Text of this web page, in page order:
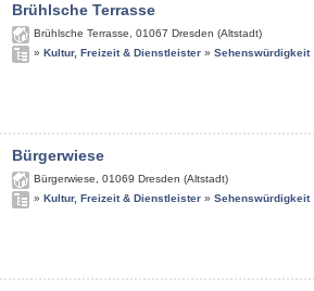
Brühlsche Terrasse
Brühlsche Terrasse 01067 Dresden (Altstadt)
» Kultur, Freizeit & Dienstleister » Sehenswürdigkeit
Bürgerwiese
Bürgerwiese 01069 Dresden (Altstadt)
» Kultur, Freizeit & Dienstleister » Sehenswürdigkeit